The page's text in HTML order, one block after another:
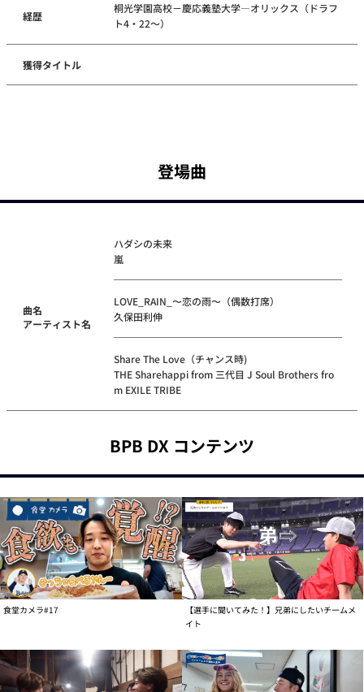
経歴
桐光学園高校－慶応義塾大学―オリックス（ドラフ
ト4・22～）
獲得タイトル
登場曲
曲名
アーティスト名
ハダシの未来
嵐
LOVE_RAIN_〜恋の雨〜（偶数打席）
久保田利伸
Share The Love（チャンス時)
THE Sharehappi from 三代目 J Soul Brothers fro
m EXILE TRIBE
BPB DX コンテンツ
食堂カメラ#17
【選手に聞いてみた！】兄弟にしたいチームメ
イト